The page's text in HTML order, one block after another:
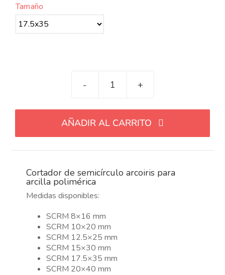
Tamaño
Cortador
arcoiris
para
arcilla
en
AÑADIR AL CARRITO
Cortador de semicírculo arcoiris para
arcilla polimérica
Medidas disponibles:
SCRM 8×16 mm
SCRM 10×20 mm
SCRM 12.5×25 mm
SCRM 15×30 mm
SCRM 17.5×35 mm
SCRM 20×40 mm